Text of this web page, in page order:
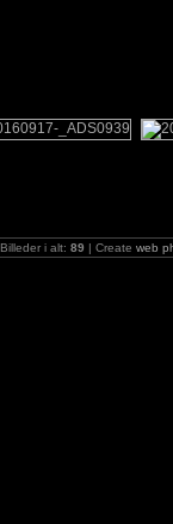
Billeder i alt: 89 | Create web